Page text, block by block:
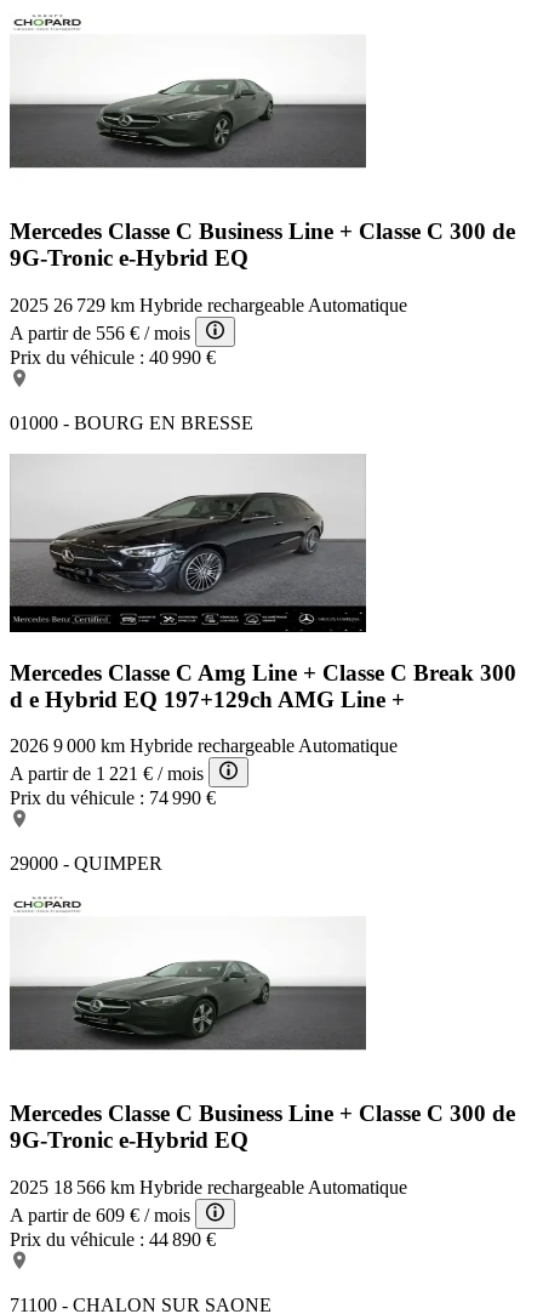
Mercedes Classe C Business Line + Classe C 300 de
9G-Tronic e-Hybrid EQ
2025 26 729 km Hybride rechargeable Automatique
A partir de 556 € / mois
Prix du véhicule : 40 990 €
01000 - BOURG EN BRESSE
Mercedes Classe C Amg Line + Classe C Break 300
d e Hybrid EQ 197+129ch AMG Line +
2026 9 000 km Hybride rechargeable Automatique
A partir de 1 221 € / mois
Prix du véhicule : 74 990 €
29000 - QUIMPER
Mercedes Classe C Business Line + Classe C 300 de
9G-Tronic e-Hybrid EQ
2025 18 566 km Hybride rechargeable Automatique
A partir de 609 € / mois
Prix du véhicule : 44 890 €
71100 - CHALON SUR SAONE